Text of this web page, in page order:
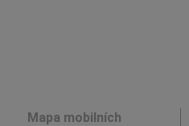
Mapa mobilních